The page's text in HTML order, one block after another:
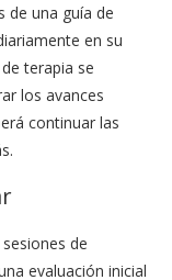
de una guía de
en su
terapia se
los avances
continuar las
de
evaluación inicial